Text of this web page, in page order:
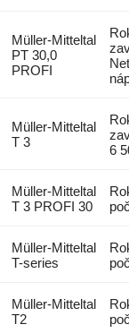
Müller-Mitteltal
PT 30,0
PROFI
Müller-Mitteltal
T 3
6
Müller-Mitteltal
T 3 PROFI 30
Müller-Mitteltal
T-series
Müller-Mitteltal
T2